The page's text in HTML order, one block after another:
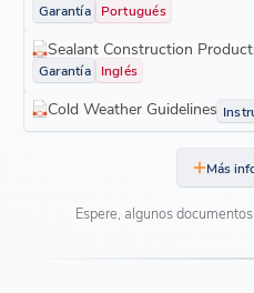
Garantía Portugués
Sealant Construction
Garantía Inglés
Cold Weather Guidelines
Más
Espere, algunos